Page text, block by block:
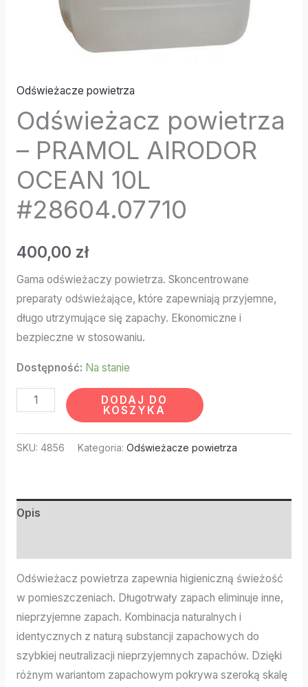
Odświeżacze powietrza
Odświeżacz powietrza
– PRAMOL AIRODOR
OCEAN 10L
#28604.07710
400,00 zł
Gama odświeżaczy powietrza. Skoncentrowane
preparaty odświeżające, które zapewniają przyjemne,
długo utrzymujące się zapachy. Ekonomiczne i
bezpieczne w stosowaniu.
Dostępność: Na stanie
DODAJ DO
KOSZYKA
SKU: 4856 Kategoria: Odświeżacze powietrza
Opis
Odświeżacz powietrza zapewnia higieniczną świeżość
w pomieszczeniach. Długotrwały zapach eliminuje inne,
nieprzyjemne zapach. Kombinacja naturalnych i
identycznych z naturą substancji zapachowych do
szybkiej neutralizacji nieprzyjemnych zapachów. Dzięki
różnym wariantom zapachowym pokrywa szeroką skalę